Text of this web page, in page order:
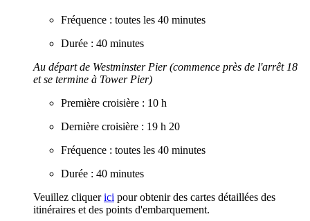
Fréquence : toutes les 40 minutes
Durée : 40 minutes
Au départ de Westminster Pier (commence près de l'arrêt 18
et se termine à Tower Pier)
Première croisière : 10 h
Dernière croisière : 19 h 20
Fréquence : toutes les 40 minutes
Durée : 40 minutes
Veuillez cliquerici pour obtenir des cartes détaillées des
itinéraires et des points d'embarquement.